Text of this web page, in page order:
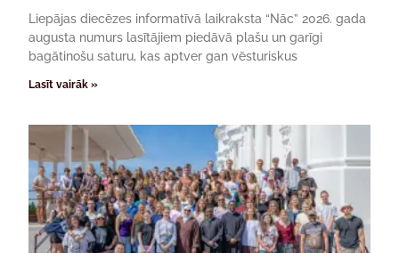
Liepājas diecēzes informatīvā laikraksta “Nāc” 2026. gada
augusta numurs lasītājiem piedāvā plašu un garīgi
bagātinošu saturu, kas aptver gan vēsturiskus
Lasīt vairāk »